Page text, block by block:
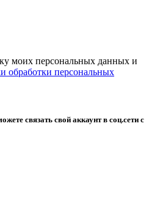
моих персональных данных и
обработки персональных
связать свой аккаунт в соц.сети с